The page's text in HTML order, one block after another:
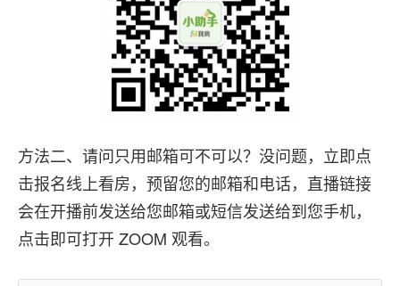
方法二、请问只用邮箱可不可以？没问题，立即点
击报名线上看房，预留您的邮箱和电话，直播链接
会在开播前发送给您邮箱或短信发送给到您手机，
点击即可打开 ZOOM 观看。